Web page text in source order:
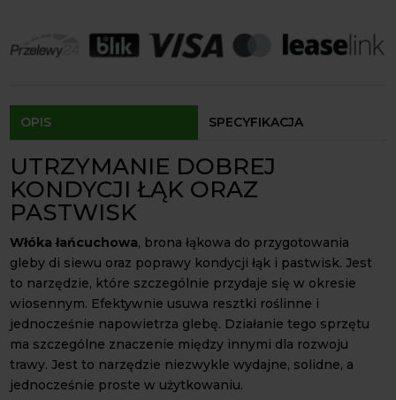
Agrol transport: 200 zł
Agrol transport gabaryty: ustalane indywidualnie
Dostępność form dostawy i ceny uzależniona od produktu.
OPIS SPECYFIKACJA
UTRZYMANIE DOBREJ
KONDYCJI ŁĄK ORAZ
PASTWISK
Włóka łańcuchowa, brona łąkowa do przygotowania
gleby di siewu oraz poprawy kondycji łąk i pastwisk. Jest
to narzędzie, które szczególnie przydaje się w okresie
wiosennym. Efektywnie usuwa resztki roślinne i
jednocześnie napowietrza glebę. Działanie tego sprzętu
ma szczególne znaczenie między innymi dla rozwoju
trawy. Jest to narzędzie niezwykle wydajne, solidne, a
jednocześnie proste w użytkowaniu.